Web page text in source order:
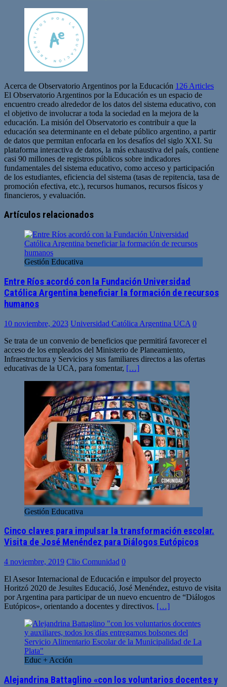
Acerca de Observatorio Argentinos por la Educación 126 Articles
El Observatorio Argentinos por la Educación es un espacio de
encuentro creado alrededor de los datos del sistema educativo, con
el objetivo de involucrar a toda la sociedad en la mejora de la
educación. La misión del Observatorio es contribuir a que la
educación sea determinante en el debate público argentino, a partir
de datos que permitan enfocarla en los desafíos del siglo XXI. Su
plataforma interactiva de datos, la más exhaustiva del país, contiene
casi 90 millones de registros públicos sobre indicadores
fundamentales del sistema educativo, como acceso y participación
de los estudiantes, eficiencia del sistema (tasas de repitencia, tasa de
promoción efectiva, etc.), recursos humanos, recursos físicos y
financieros, y evaluación.
web
Artículos relacionados
Gestión Educativa
Entre Ríos acordó con la Fundación Universidad
Católica Argentina beneficiar la formación de recursos
humanos
10 noviembre, 2023 Universidad Católica Argentina UCA 0
Se trata de un convenio de beneficios que permitirá favorecer el
acceso de los empleados del Ministerio de Planeamiento,
Infraestructura y Servicios y sus familiares directos a las ofertas
educativas de la UCA, para fomentar, […]
Gestión Educativa
Cinco claves para impulsar la transformación escolar.
Visita de José Menéndez para Diálogos Eutópicos
4 noviembre, 2019 Clio Comunidad 0
El Asesor Internacional de Educación e impulsor del proyecto
Horitzó 2020 de Jesuïtes Educació, José Menéndez, estuvo de visita
por Argentina para participar de un nuevo encuentro de “Diálogos
Eutópicos», orientando a docentes y directivos. […]
Educ + Acción
Alejandrina Battaglino «con los voluntarios docentes y